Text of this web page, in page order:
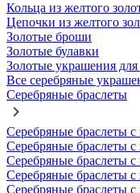
Кольца из желтого
Цепочки из желтого
Золотые броши
Золотые булавки
Золотые украшения
Все серебряные
Серебряные браслеты
Серебряные браслеты
Серебряные браслеты
Серебряные браслеты
Серебряные браслеты
Серебряные браслеты